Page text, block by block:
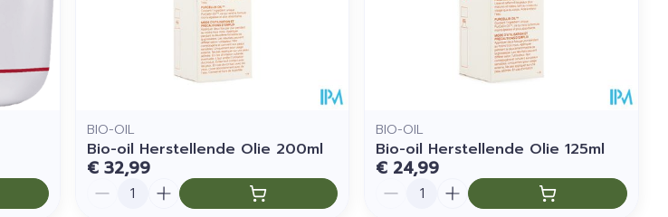
BIO-OIL
Bio-oil Herstellende Olie 200ml
€ 32,99
Aantal
BIO-OIL
Bio-oil Herstellende Olie 125ml
€ 24,99
Aantal